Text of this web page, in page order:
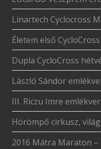
Linartech Cyclocross
Életem első
Dupla CycloCross
László Sándor
III. Riczu Imre
Hörömpő cirkusz,
2016 Mátra Maraton –